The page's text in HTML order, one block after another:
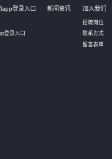
登录入口
登录入口
新闻资讯 加入我们
招聘岗位
联系方式
留言表单